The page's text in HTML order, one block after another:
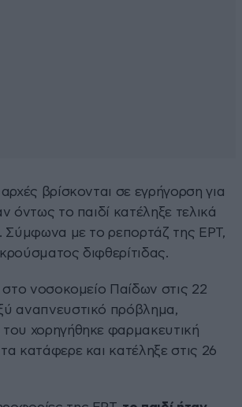
βρίσκονται σε εγρήγορση για
όντως το παιδί κατέληξε τελικά
Σύμφωνα με το ρεπορτάζ της ΕΡΤ,
διφθερίτιδας.
στο νοσοκομείο Παίδων στις 22
αναπνευστικό πρόβλημα,
χορηγήθηκε φαρμακευτική
κατάφερε και κατέληξε στις 26